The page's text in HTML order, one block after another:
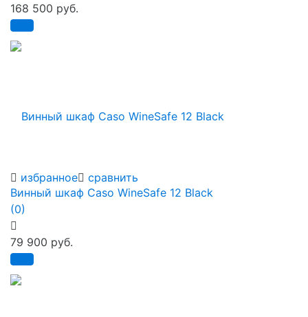
избранное сравнить
168 500 руб.
Винный шкаф Caso WineSafe 12 Black
(0)
79 900 руб.